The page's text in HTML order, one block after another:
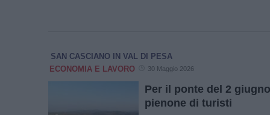
SAN CASCIANO IN VAL DI PESA
ECONOMIA E LAVORO
30 Maggio 2026
Per il ponte del 2
pienone di turisti